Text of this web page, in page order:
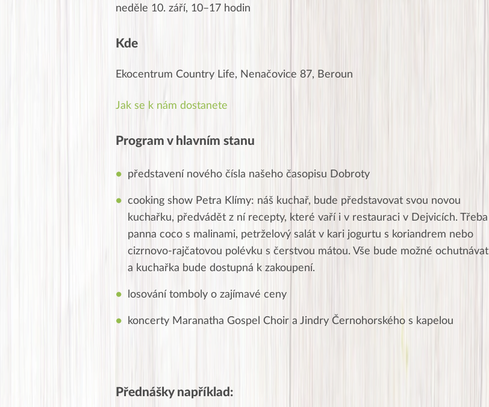
neděle 10. září, 10–17 hodin
Kde
Ekocentrum Country Life, Nenačovice 87, Beroun
Jak se k nám dostanete
Program v hlavním stanu
představení nového čísla našeho časopisu Dobroty
cooking show Petra Klímy: náš kuchař, bude představovat svou novou
kuchařku, předvádět z ní recepty, které vaří i v restauraci v Dejvicích. Třeba
panna coco s malinami, petrželový salát v kari jogurtu s koriandrem nebo
cizrnovo-rajčatovou polévku s čerstvou mátou. Vše bude možné ochutnávat
a kuchařka bude dostupná k zakoupení.
losování tomboly o zajímavé ceny
koncerty Maranatha Gospel Choir a Jindry Černohorského s kapelou
Přednášky například: